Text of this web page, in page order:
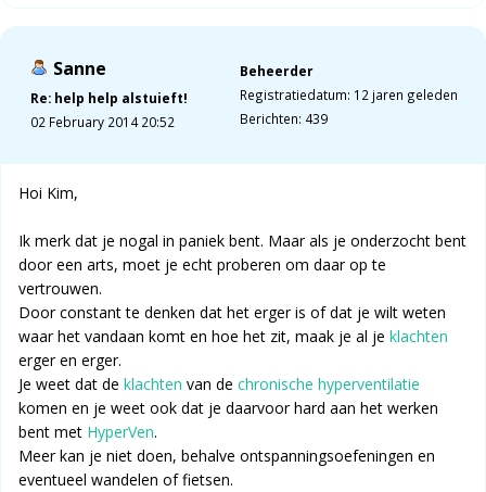
Sanne
Re: help help alstuieft!
02 February 2014 20:52
Beheerder
Registratiedatum: 12 jaren geleden
Berichten: 439
Hoi Kim,
Ik merk dat je nogal in paniek bent. Maar als je onderzocht bent
door een arts, moet je echt proberen om daar op te
vertrouwen.
Door constant te denken dat het erger is of dat je wilt weten
waar het vandaan komt en hoe het zit, maak je al je klachten
erger en erger.
Je weet dat de klachten van de chronische hyperventilatie
komen en je weet ook dat je daarvoor hard aan het werken
bent met HyperVen.
Meer kan je niet doen, behalve ontspanningsoefeningen en
eventueel wandelen of fietsen.